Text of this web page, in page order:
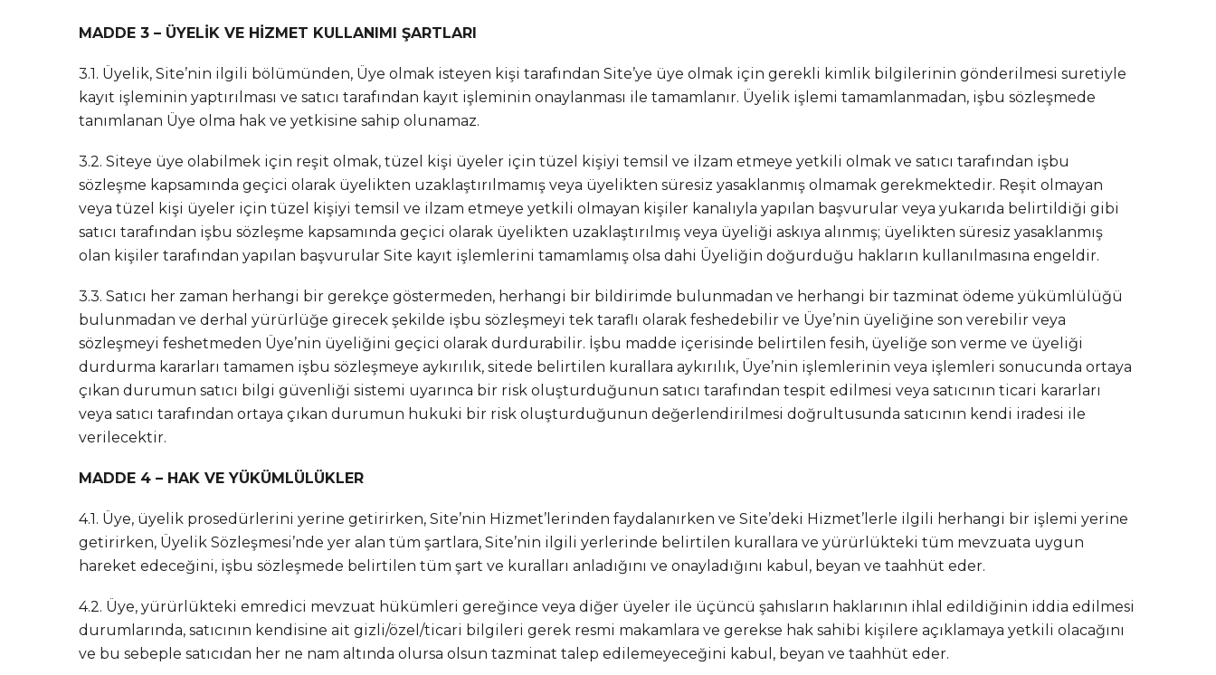
MADDE 3 – ÜYELİK VE HİZMET KULLANIMI ŞARTLARI
3.1. Üyelik, Site’nin ilgili bölümünden, Üye olmak isteyen kişi tarafından Site’ye üye olmak için gerekli kimlik bilgilerinin gönderilmesi suretiyle
kayıt işleminin yaptırılması ve satıcı tarafından kayıt işleminin onaylanması ile tamamlanır. Üyelik işlemi tamamlanmadan, işbu sözleşmede
tanımlanan Üye olma hak ve yetkisine sahip olunamaz.
3.2. Siteye üye olabilmek için reşit olmak, tüzel kişi üyeler için tüzel kişiyi temsil ve ilzam etmeye yetkili olmak ve satıcı tarafından işbu
sözleşme kapsamında geçici olarak üyelikten uzaklaştırılmamış veya üyelikten süresiz yasaklanmış olmamak gerekmektedir. Reşit olmayan
veya tüzel kişi üyeler için tüzel kişiyi temsil ve ilzam etmeye yetkili olmayan kişiler kanalıyla yapılan başvurular veya yukarıda belirtildiği gibi
satıcı tarafından işbu sözleşme kapsamında geçici olarak üyelikten uzaklaştırılmış veya üyeliği askıya alınmış; üyelikten süresiz yasaklanmış
olan kişiler tarafından yapılan başvurular Site kayıt işlemlerini tamamlamış olsa dahi Üyeliğin doğurduğu hakların kullanılmasına engeldir.
3.3. Satıcı her zaman herhangi bir gerekçe göstermeden, herhangi bir bildirimde bulunmadan ve herhangi bir tazminat ödeme yükümlülüğü
bulunmadan ve derhal yürürlüğe girecek şekilde işbu sözleşmeyi tek taraflı olarak feshedebilir ve Üye’nin üyeliğine son verebilir veya
sözleşmeyi feshetmeden Üye’nin üyeliğini geçici olarak durdurabilir. İşbu madde içerisinde belirtilen fesih, üyeliğe son verme ve üyeliği
durdurma kararları tamamen işbu sözleşmeye aykırılık, sitede belirtilen kurallara aykırılık, Üye’nin işlemlerinin veya işlemleri sonucunda ortaya
çıkan durumun satıcı bilgi güvenliği sistemi uyarınca bir risk oluşturduğunun satıcı tarafından tespit edilmesi veya satıcının ticari kararları
veya satıcı tarafından ortaya çıkan durumun hukuki bir risk oluşturduğunun değerlendirilmesi doğrultusunda satıcının kendi iradesi ile
verilecektir.
MADDE 4 – HAK VE YÜKÜMLÜLÜKLER
4.1. Üye, üyelik prosedürlerini yerine getirirken, Site’nin Hizmet’lerinden faydalanırken ve Site’deki Hizmet’lerle ilgili herhangi bir işlemi yerine
getirirken, Üyelik Sözleşmesi’nde yer alan tüm şartlara, Site’nin ilgili yerlerinde belirtilen kurallara ve yürürlükteki tüm mevzuata uygun
hareket edeceğini, işbu sözleşmede belirtilen tüm şart ve kuralları anladığını ve onayladığını kabul, beyan ve taahhüt eder.
4.2. Üye, yürürlükteki emredici mevzuat hükümleri gereğince veya diğer üyeler ile üçüncü şahısların haklarının ihlal edildiğinin iddia edilmesi
durumlarında, satıcının kendisine ait gizli/özel/ticari bilgileri gerek resmi makamlara ve gerekse hak sahibi kişilere açıklamaya yetkili olacağını
ve bu sebeple satıcıdan her ne nam altında olursa olsun tazminat talep edilemeyeceğini kabul, beyan ve taahhüt eder.